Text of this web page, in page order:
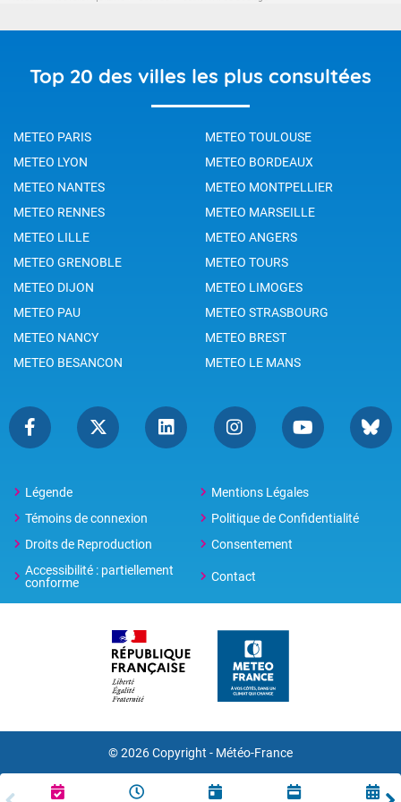
Top 20 des villes les plus consultées
METEO PARIS
METEO TOULOUSE
METEO LYON
METEO BORDEAUX
METEO NANTES
METEO MONTPELLIER
METEO RENNES
METEO MARSEILLE
METEO LILLE
METEO ANGERS
METEO GRENOBLE
METEO TOURS
METEO DIJON
METEO LIMOGES
METEO PAU
METEO STRASBOURG
METEO NANCY
METEO BREST
METEO BESANCON
METEO LE MANS
Légende
Mentions Légales
Témoins de connexion
Politique de Confidentialité
Droits de Reproduction
Consentement
Accessibilité : partiellement
conforme
Contact
© 2026 Copyright - Météo-France